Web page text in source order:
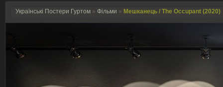
Українські Постери Гуртом » Фільми » Мешканець / The Occupant (2020)